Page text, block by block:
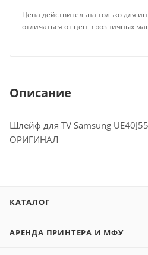
Цена действительна только для
отличаться от цен в розничных
Описание
Шлейф для TV Samsung
ОРИГИНАЛ
КАТАЛОГ
АРЕНДА ПРИНТЕРА И МФУ